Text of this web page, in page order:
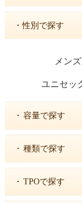
・性別で探す
メンズ
ユニセッ
・ 容量で探す
・ 種類で探す
・ TPOで探す